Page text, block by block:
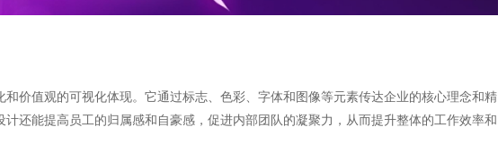
和价值观的可视化体现。它通过标志、色彩、字体和图像等元素传达企业的核心理念和精
计还能提高员工的归属感和自豪感，促进内部团队的凝聚力，从而提升整体的工作效率和